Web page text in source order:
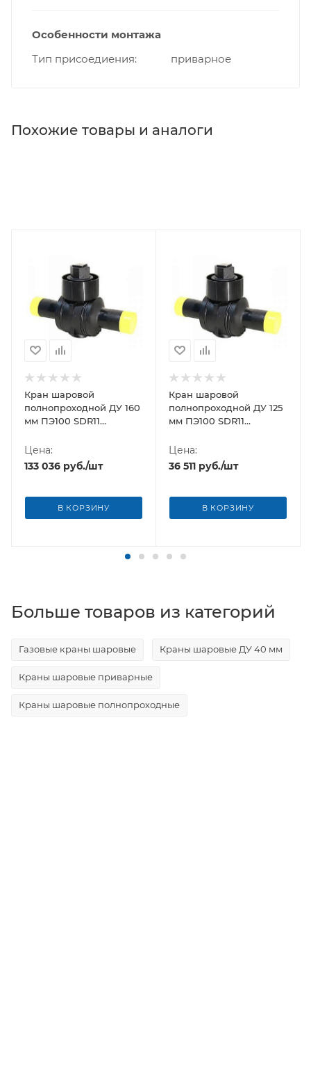
Особенности монтажа
Тип присоедиения
приварное
Похожие товары и аналоги
Кран шаровой
полнопроходной ДУ 160
мм ПЭ100 SDR11
Цена:
133 036 руб./шт
В КОРЗИНУ
Кран шаровой
полнопроходной ДУ 125
мм ПЭ100 SDR11
Цена:
36 511 руб./шт
В КОРЗИНУ
Больше товаров из категорий
Газовые краны шаровые Краны шаровые ДУ 40 мм
Краны шаровые приварные
Краны шаровые полнопроходные